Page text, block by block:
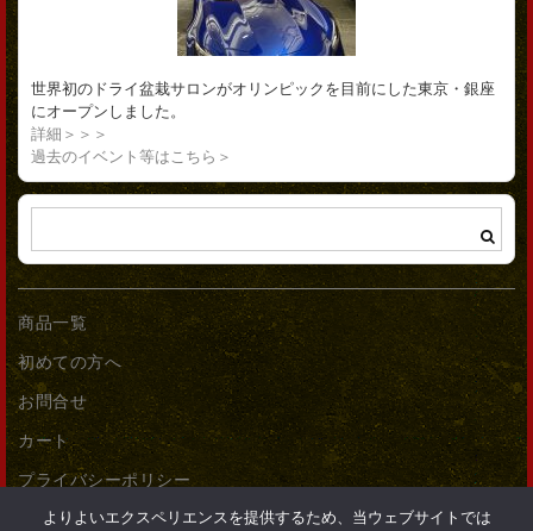
世界初のドライ盆栽サロンがオリンピックを目前にした東京・銀座
にオープンしました。
詳細＞＞＞
過去のイベント等はこちら＞
商品一覧
初めての方へ
お問合せ
カート
プライバシーポリシー
よりよいエクスペリエンスを提供するため、当ウェブサイトでは